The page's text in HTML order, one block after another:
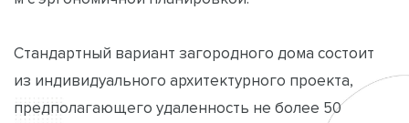
Стандартный вариант загородного дома состоит
из индивидуального архитектурного проекта,
предполагающего удаленность не более 50